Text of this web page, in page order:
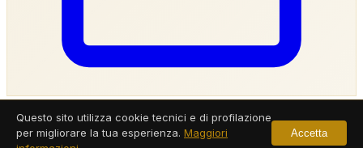
Investigatore Privato Carbonia
Questo sito utilizza cookie tecnici e di profilazione
per migliorare la tua esperienza. Maggiori
Accetta